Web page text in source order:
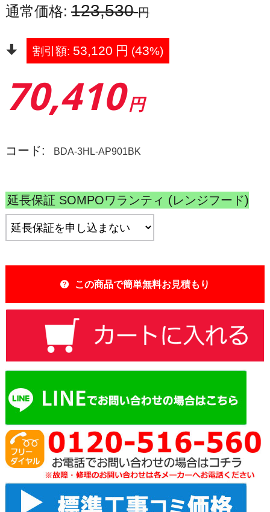
通常価格: 123,530 円
割引額: 53,120 円 (43%)
70,410 円
コード: BDA-3HL-AP901BK
延長保証 SOMPOワランティ (レンジフード)
:
この商品で簡単無料お見積もり